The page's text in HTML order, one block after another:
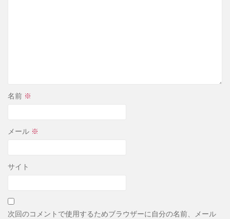
名前 ※
メール ※
サイト
次回のコメントで使用するためブラウザーに自分の名前、メール